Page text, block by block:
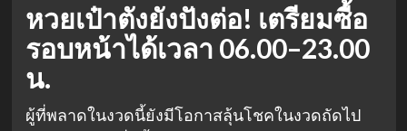
หวยเป๋าตังยังปังต่อ! เตรียมซื้อ
รอบหน้าได้เวลา 06.00–23.00
น.
ผู้ที่พลาดในงวดนี้ยังมีโอกาสลุ้นโชคในงวดถัดไป